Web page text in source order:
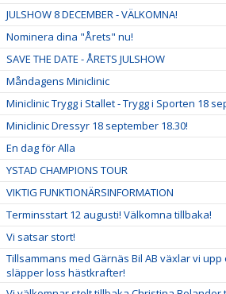
JULSHOW 8 DECEMBER - VÄLKOMNA!
Nominera dina "Årets" nu!
SAVE THE DATE - ÅRETS JULSHOW
Måndagens Miniclinic
Miniclinic Trygg i Stallet - Trygg i Sporten 18
Miniclinic Dressyr 18 september 18.30!
En dag för Alla
YSTAD CHAMPIONS TOUR
VIKTIG FUNKTIONÄRSINFORMATION
Terminsstart 12 augusti! Välkomna tillbaka!
Vi satsar stort!
Tillsammans med Gärnäs Bil AB växlar vi upp
släpper loss hästkrafter!